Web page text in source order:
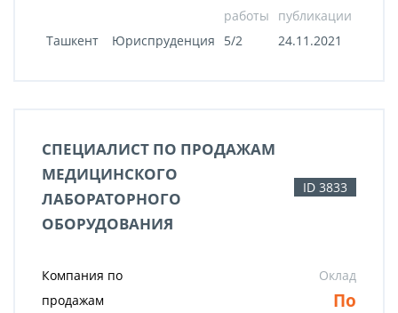
работы
публикации
Ташкент
Юриспруденция 5/2 24.11.2021
СПЕЦИАЛИСТ ПО ПРОДАЖАМ
МЕДИЦИНСКОГО
ЛАБОРАТОРНОГО
ОБОРУДОВАНИЯ
ID 3833
Компания по
продажам
Оклад
По